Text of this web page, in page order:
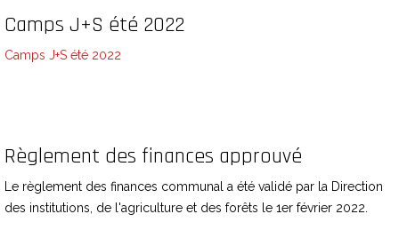
Camps J+S été 2022
Camps J+S été 2022
Règlement des finances approuvé
Le règlement des finances communal a été validé par la Direction
des institutions, de l'agriculture et des forêts le 1er février 2022.